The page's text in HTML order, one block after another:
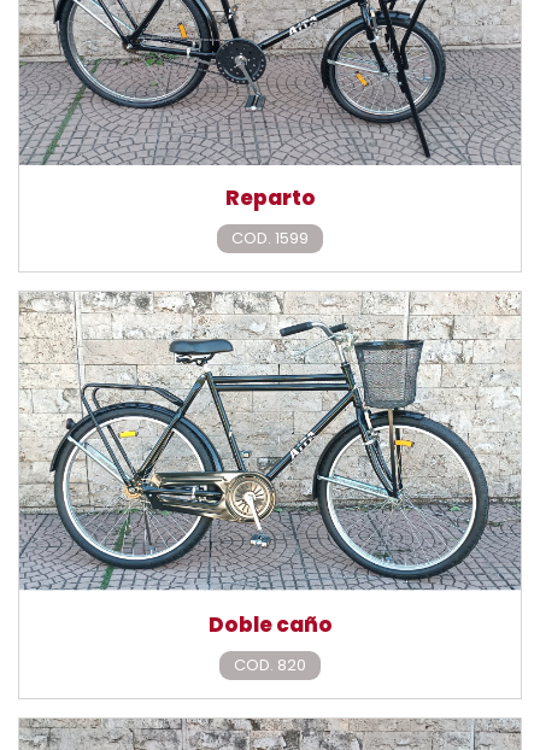
Reparto
COD. 1599
Doble caño
COD. 820